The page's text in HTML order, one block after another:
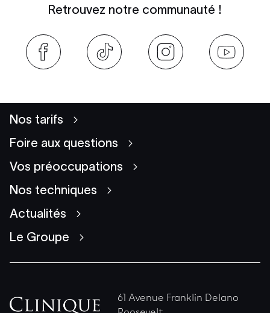
Retrouvez notre communauté !
Nos tarifs
Foire aux questions
Vos préoccupations
Nos techniques
Actualités
Le Groupe
61 Avenue Franklin Delano